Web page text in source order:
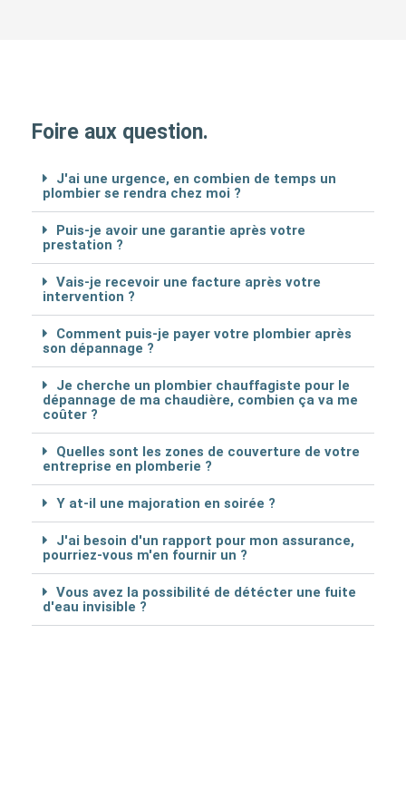
Foire aux question.
J'ai une urgence, en combien de temps un
plombier se rendra chez moi ?
Puis-je avoir une garantie après votre
prestation ?
Vais-je recevoir une facture après votre
intervention ?
Comment puis-je payer votre plombier après
son dépannage ?
Je cherche un plombier chauffagiste pour le
dépannage de ma chaudière, combien ça va me
coûter ?
Quelles sont les zones de couverture de votre
entreprise en plomberie ?
Y at-il une majoration en soirée ?
J'ai besoin d'un rapport pour mon assurance,
pourriez-vous m'en fournir un ?
Vous avez la possibilité de détécter une fuite
d'eau invisible ?